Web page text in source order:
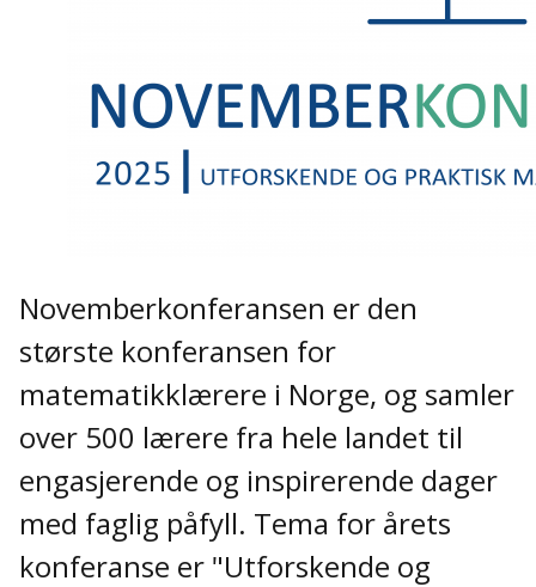
Novemberkonferansen er den
største konferansen for
matematikklærere i Norge, og samler
over 500 lærere fra hele landet til
engasjerende og inspirerende dager
med faglig påfyll. Tema for årets
konferanse er "Utforskende og